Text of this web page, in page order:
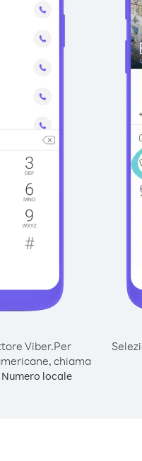
Viber.Per
chiama
Numero locale